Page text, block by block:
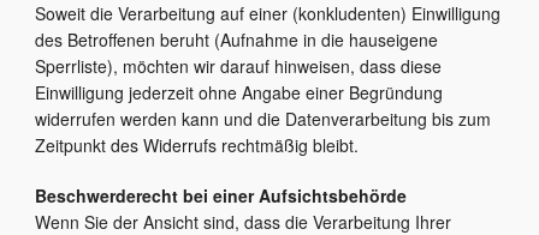
Soweit die Verarbeitung auf einer (konkludenten) Einwilligung
des Betroffenen beruht (Aufnahme in die hauseigene
Sperrliste), möchten wir darauf hinweisen, dass diese
Einwilligung jederzeit ohne Angabe einer Begründung
widerrufen werden kann und die Datenverarbeitung bis zum
Zeitpunkt des Widerrufs rechtmäßig bleibt.
Beschwerderecht bei einer Aufsichtsbehörde
Wenn Sie der Ansicht sind, dass die Verarbeitung Ihrer